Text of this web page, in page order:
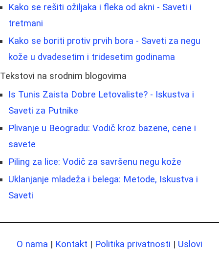
Kako se rešiti ožiljaka i fleka od akni - Saveti i
tretmani
Kako se boriti protiv prvih bora - Saveti za negu
kože u dvadesetim i tridesetim godinama
Tekstovi na srodnim blogovima
Is Tunis Zaista Dobre Letovaliste? - Iskustva i
Saveti za Putnike
Plivanje u Beogradu: Vodič kroz bazene, cene i
savete
Piling za lice: Vodič za savršenu negu kože
Uklanjanje mladeža i belega: Metode, Iskustva i
Saveti
O nama | Kontakt | Politika privatnosti | Uslovi